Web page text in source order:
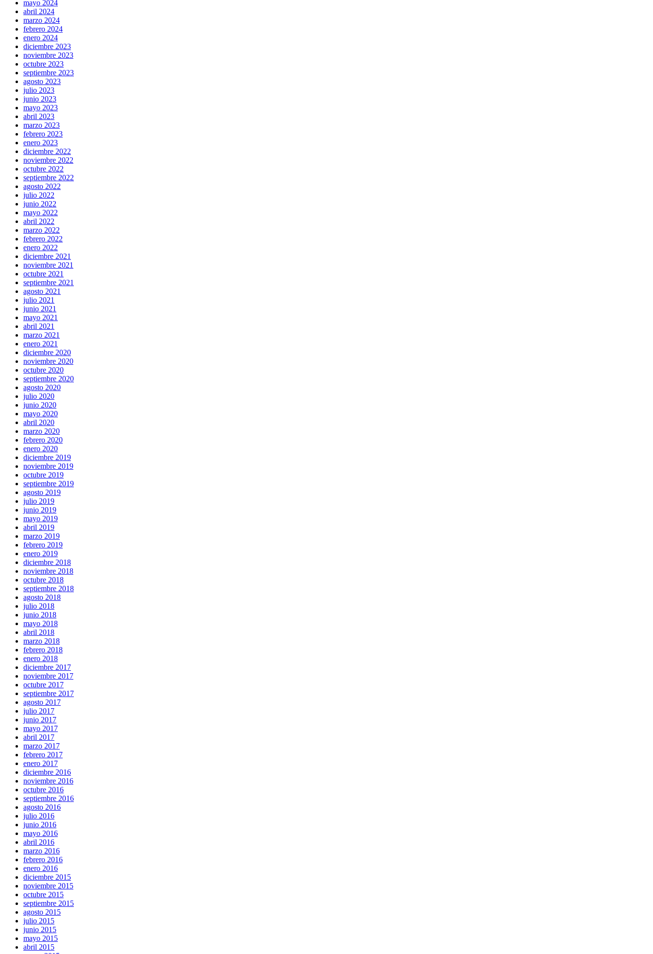
mayo 2024
abril 2024
marzo 2024
febrero 2024
enero 2024
diciembre 2023
noviembre 2023
octubre 2023
septiembre 2023
agosto 2023
julio 2023
junio 2023
mayo 2023
abril 2023
marzo 2023
febrero 2023
enero 2023
diciembre 2022
noviembre 2022
octubre 2022
septiembre 2022
agosto 2022
julio 2022
junio 2022
mayo 2022
abril 2022
marzo 2022
febrero 2022
enero 2022
diciembre 2021
noviembre 2021
octubre 2021
septiembre 2021
agosto 2021
julio 2021
junio 2021
mayo 2021
abril 2021
marzo 2021
enero 2021
diciembre 2020
noviembre 2020
octubre 2020
septiembre 2020
agosto 2020
julio 2020
junio 2020
mayo 2020
abril 2020
marzo 2020
febrero 2020
enero 2020
diciembre 2019
noviembre 2019
octubre 2019
septiembre 2019
agosto 2019
julio 2019
junio 2019
mayo 2019
abril 2019
marzo 2019
febrero 2019
enero 2019
diciembre 2018
noviembre 2018
octubre 2018
septiembre 2018
agosto 2018
julio 2018
junio 2018
mayo 2018
abril 2018
marzo 2018
febrero 2018
enero 2018
diciembre 2017
noviembre 2017
octubre 2017
septiembre 2017
agosto 2017
julio 2017
junio 2017
mayo 2017
abril 2017
marzo 2017
febrero 2017
enero 2017
diciembre 2016
noviembre 2016
octubre 2016
septiembre 2016
agosto 2016
julio 2016
junio 2016
mayo 2016
abril 2016
marzo 2016
febrero 2016
enero 2016
diciembre 2015
noviembre 2015
octubre 2015
septiembre 2015
agosto 2015
julio 2015
junio 2015
mayo 2015
abril 2015